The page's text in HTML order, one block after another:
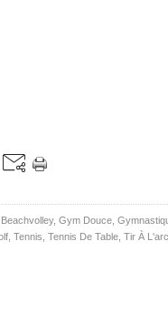
Beachvolley, Gym Douce,
, Tennis, Tennis De Table, Tir À L'arc